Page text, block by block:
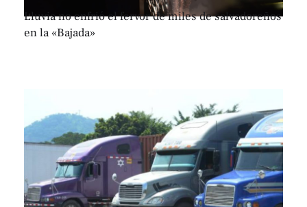
Lluvia no enfrió el fervor de miles de salvadoreños
en la «Bajada»